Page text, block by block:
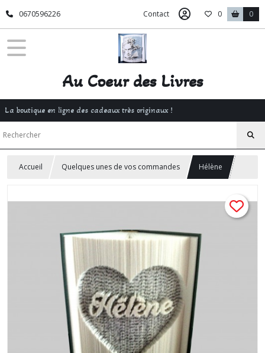
0670596226 Contact 0 0
Au Coeur des Livres
La boutique en ligne des cadeaux très originaux !
Accueil Quelques unes de vos commandes Hélène